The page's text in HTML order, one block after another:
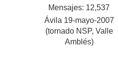
Mensajes: 12,537
Ávila 19-mayo-2007
(tornado NSP, Valle
Amblés)